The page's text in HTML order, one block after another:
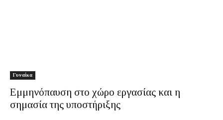
Γυναίκα
Εμμηνόπαυση στο χώρο εργασίας και η
σημασία της υποστήριξης